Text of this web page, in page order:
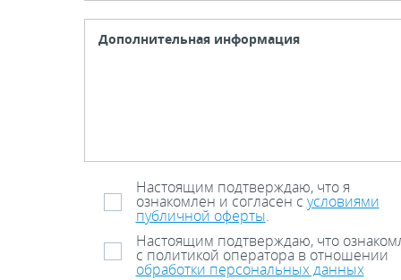
Настоящим подтверждаю, что я
ознакомлен и согласен с условиями
публичной оферты.
Настоящим подтверждаю, что
с политикой оператора в отношении
обработки персональных данных